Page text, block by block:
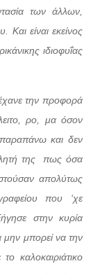
των άλλων,
είναι εκείνος
ιδιοφυΐας
την προφορά
ρο, μα όσον
και δεν
της
πως όσα
απολύτως
που ‘χε
στην κυρία
μπορεί να την
καλοκαιριάτικο